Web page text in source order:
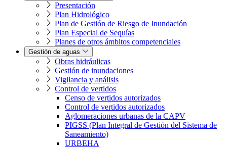
Presentación
Plan Hidrológico
Plan de Gestión de Riesgo de Inundación
Plan Especial de Sequías
Planes de otros ámbitos competenciales
Gestión de aguas
Obras hidráulicas
Gestión de inundaciones
Vigilancia y análisis
Control de vertidos
Censo de vertidos autorizados
Control de vertidos autorizados
Aglomeraciones urbanas de la CAPV
PIGSS (Plan Integral de Gestión del Sistema de
Saneamiento)
URBEHA